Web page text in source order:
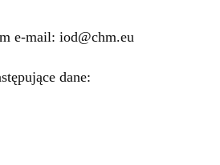
e-mail: iod@chm.eu
dane: